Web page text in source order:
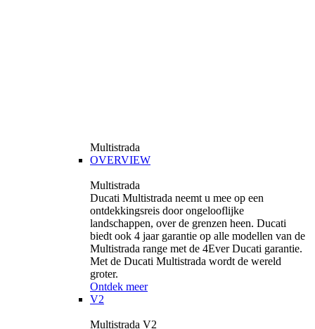
Multistrada
OVERVIEW
Multistrada
Ducati Multistrada neemt u mee op een
ontdekkingsreis door ongelooflijke
landschappen, over de grenzen heen. Ducati
biedt ook 4 jaar garantie op alle modellen van de
Multistrada range met de 4Ever Ducati garantie.
Met de Ducati Multistrada wordt de wereld
groter.
Ontdek meer
V2
Multistrada V2